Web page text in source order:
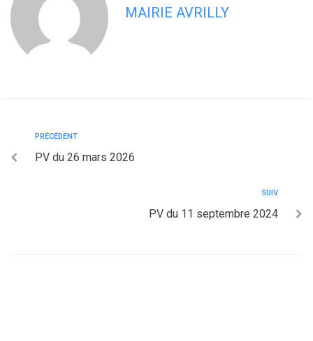
MAIRIE AVRILLY
PRÉCÉDENT
PV du 26 mars 2026
SUIV
PV du 11 septembre 2024